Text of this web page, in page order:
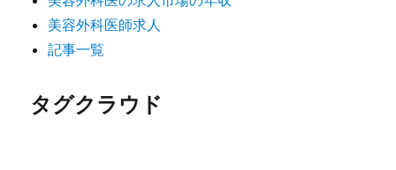
美容外科医師求人
記事一覧
タグクラウド